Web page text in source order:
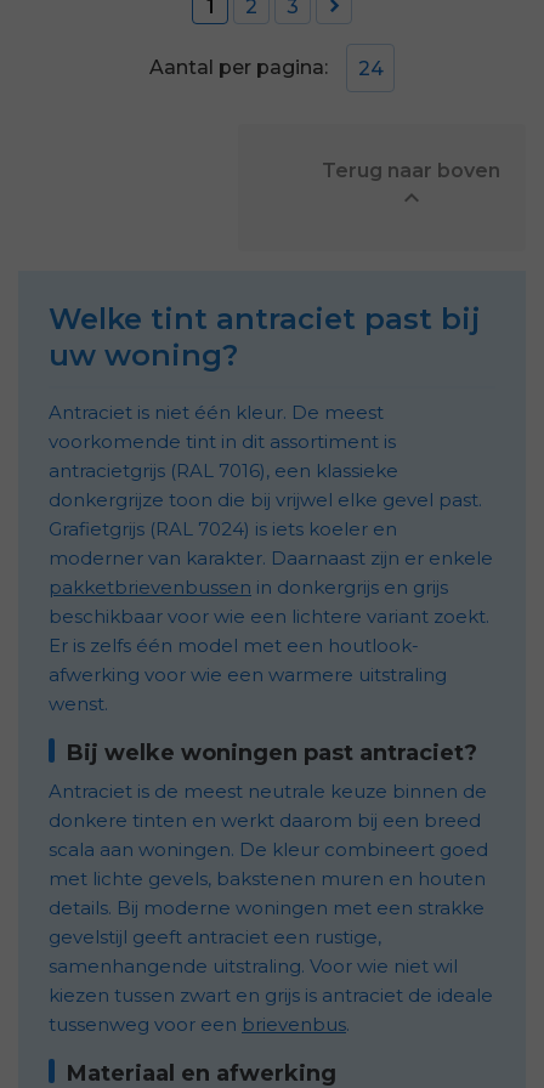
1
2 3 
Aantal per pagina: 24

Welke tint antraciet past bij
uw woning?
Antraciet is niet één kleur. De meest
voorkomende tint in dit assortiment is
antracietgrijs (RAL 7016), een klassieke
donkergrijze toon die bij vrijwel elke gevel past.
Grafietgrijs (RAL 7024) is iets koeler en
moderner van karakter. Daarnaast zijn er enkele
pakketbrievenbussen in donkergrijs en grijs
beschikbaar voor wie een lichtere variant zoekt.
Er is zelfs één model met een houtlook-
afwerking voor wie een warmere uitstraling
wenst.
Bij welke woningen past antraciet?
Antraciet is de meest neutrale keuze binnen de
donkere tinten en werkt daarom bij een breed
scala aan woningen. De kleur combineert goed
met lichte gevels, bakstenen muren en houten
details. Bij moderne woningen met een strakke
gevelstijl geeft antraciet een rustige,
samenhangende uitstraling. Voor wie niet wil
kiezen tussen zwart en grijs is antraciet de ideale
tussenweg voor een brievenbus.
Materiaal en afwerking